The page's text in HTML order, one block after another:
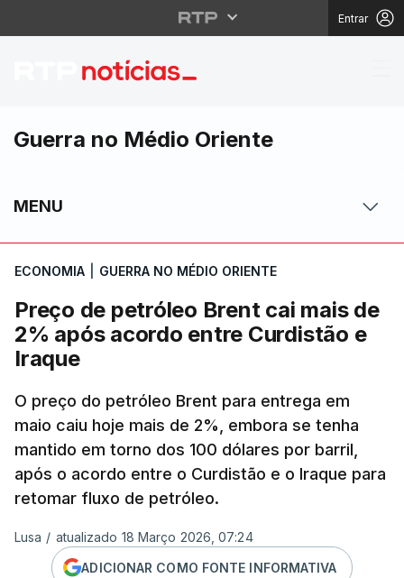
Entrar
Preço de petróleo
Guerra no Médio Oriente
MENU
ECONOMIA GUERRA NO MÉDIO ORIENTE
Preço de petróleo Brent cai mais de
2% após acordo entre Curdistão e
Iraque
O preço do petróleo Brent para entrega em
maio caiu hoje mais de 2%, embora se tenha
mantido em torno dos 100 dólares por barril,
após o acordo entre o Curdistão e o Iraque para
retomar fluxo de petróleo.
Lusa / atualizado 18 Março 2026, 07:24
ADICIONAR COMO FONTE INFORMATIVA